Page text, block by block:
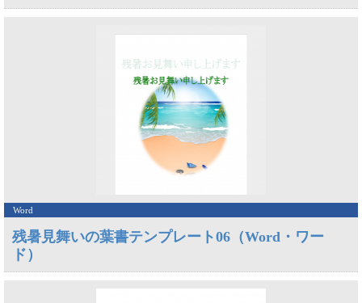
Word
残暑見舞いの葉書テンプレート06（Word・ワー
ド）